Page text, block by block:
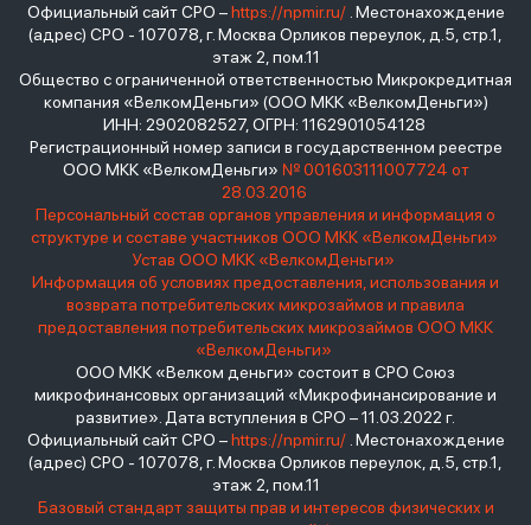
Официальный сайт СРО –https://npmir.ru/. Местонахождение
(адрес) СРО - 107078, г. Москва Орликов переулок, д.5, стр.1,
этаж 2, пом.11
Общество с ограниченной ответственностью Микрокредитная
компания «ВелкомДеньги» (ООО МКК «ВелкомДеньги»)
ИНН: 2902082527, ОГРН: 1162901054128
Регистрационный номер записи в государственном реестре
ООО МКК «ВелкомДеньги» № 001603111007724 от
28.03.2016
Персональный состав органов управления и информация о
структуре и составе участников ООО МКК «ВелкомДеньги»
Устав ООО МКК «ВелкомДеньги»
Информация об условиях предоставления, использования и
возврата потребительских микрозаймов и правила
предоставления потребительских микрозаймов ООО МКК
«ВелкомДеньги»
ООО МКК «Велком деньги» состоит в СРО Союз
микрофинансовых организаций «Микрофинансирование и
развитие». Дата вступления в СРО – 11.03.2022 г.
Официальный сайт СРО –https://npmir.ru/. Местонахождение
(адрес) СРО - 107078, г. Москва Орликов переулок, д.5, стр.1,
этаж 2, пом.11
Базовый стандарт защиты прав и интересов физических и